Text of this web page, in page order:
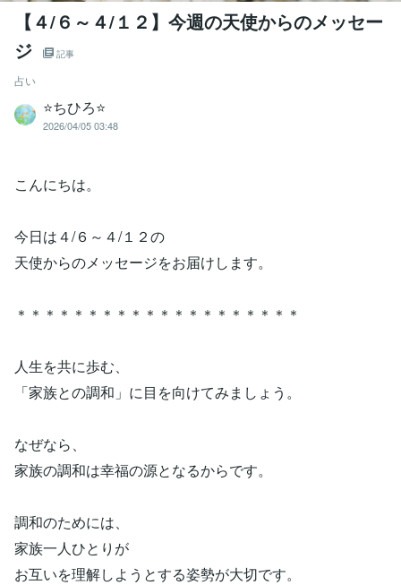
【４/６～４/１２】今週の天使からのメッセー
ジ
記事
占い
⭐️ちひろ⭐️
2026/04/05 03:48
こんにちは。
今日は４/６～４/１２の
天使からのメッセージをお届けします。
＊＊＊＊＊＊＊＊＊＊＊＊＊＊＊＊＊＊＊＊
人生を共に歩む、
「家族との調和」に目を向けてみましょう。
なぜなら、
家族の調和は幸福の源となるからです。
調和のためには、
家族一人ひとりが
お互いを理解しようとする姿勢が大切です。